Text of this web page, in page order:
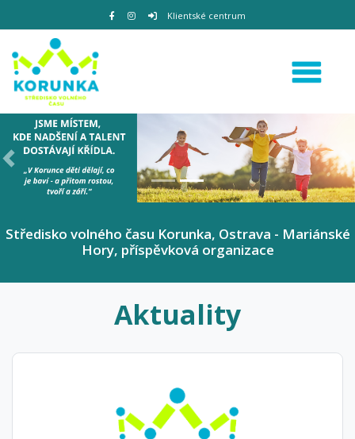
Klientské centrum
Předchozí
Středisko volného času Korunka, Ostrava - Mariánské
Hory, příspěvková organizace
Aktuality